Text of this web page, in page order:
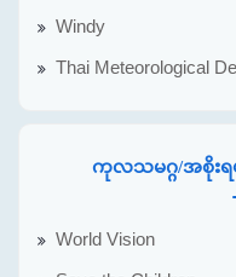
Windy
Thai Meteorological
ကုလသမဂ္ဂ/အစိုး
World Vision